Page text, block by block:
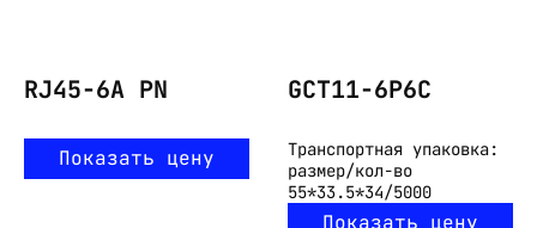
RJ45-6A PN
Показать цену
GCT11-6P6C
Транспортная упаковка:
размер/кол-во
55*33.5*34/5000
Показать цену